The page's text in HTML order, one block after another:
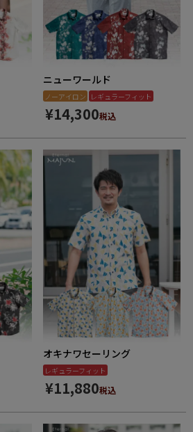
ニューワールド
ノーアイロン レギュラーフィット
¥14,300税込
オキナワセーリング
レギュラーフィット
¥11,880税込